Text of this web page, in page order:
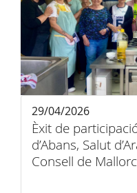
Èxit de
d’Abans, Salut
Consell de
29/04/2026